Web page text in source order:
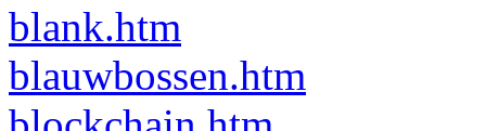
blank.htm
blauwbossen.htm